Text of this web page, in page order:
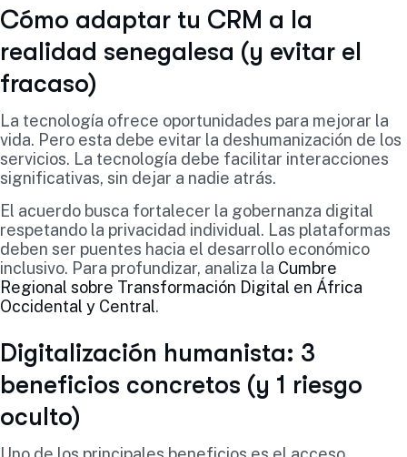
Cómo adaptar tu CRM a la
realidad senegalesa (y evitar el
fracaso)
La tecnología ofrece oportunidades para mejorar la
vida. Pero esta debe evitar la deshumanización de los
servicios. La tecnología debe facilitar interacciones
significativas, sin dejar a nadie atrás.
El acuerdo busca fortalecer la gobernanza digital
respetando la privacidad individual. Las plataformas
deben ser puentes hacia el desarrollo económico
inclusivo. Para profundizar, analiza la Cumbre
Regional sobre Transformación Digital en África
Occidental y Central.
Digitalización humanista: 3
beneficios concretos (y 1 riesgo
oculto)